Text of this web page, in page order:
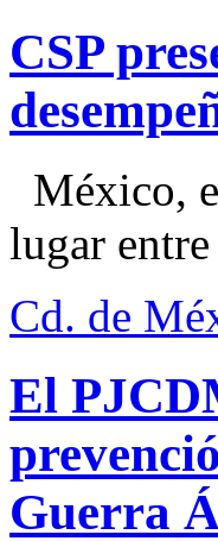
CSP
México,
lugar
Cd. de
El
Guerra